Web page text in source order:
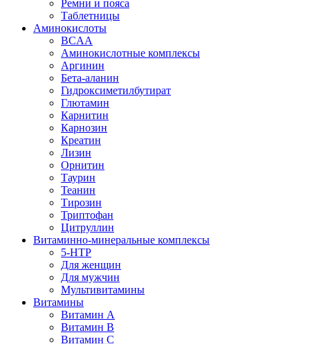
Ремни и пояса
Таблетницы
Аминокислоты
BCAA
Аминокислотные комплексы
Аргинин
Бета-аланин
Гидроксиметилбутират
Глютамин
Карнитин
Карнозин
Креатин
Лизин
Орнитин
Таурин
Теанин
Тирозин
Триптофан
Цитруллин
Витаминно-минеральные комплексы
5-HTP
Для женщин
Для мужчин
Мультивитамины
Витамины
Витамин A
Витамин B
Витамин C